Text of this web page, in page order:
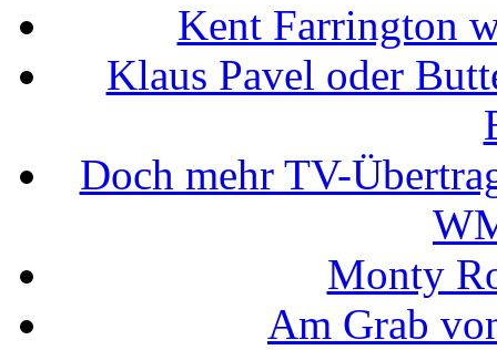
Kent Farrington
Klaus Pavel oder
Doch mehr TV-
Monty
Am Grab